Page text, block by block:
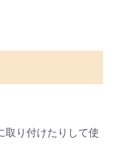
取り付けたりして使